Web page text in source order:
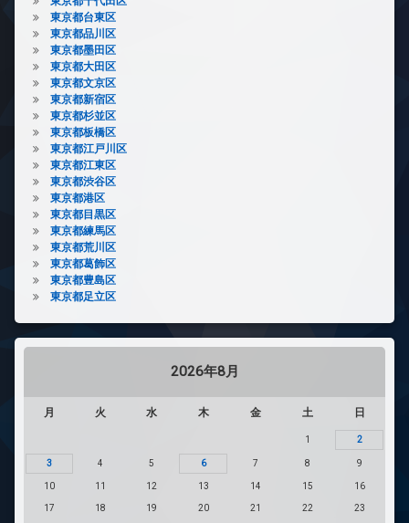
東京都台東区
東京都品川区
東京都墨田区
東京都大田区
東京都文京区
東京都新宿区
東京都杉並区
東京都板橋区
東京都江戸川区
東京都江東区
東京都渋谷区
東京都港区
東京都目黒区
東京都練馬区
東京都荒川区
東京都葛飾区
東京都豊島区
東京都足立区
2026年8月
月 火 水 木 金 土 日
1 2
3 4 5 6 7 8 9
10 11 12 13 14 15 16
17 18 19 20 21 22 23